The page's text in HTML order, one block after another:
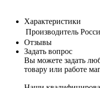
Характеристики
Производитель
Отзывы
Задать вопрос
Вы можете задать
товару или работе